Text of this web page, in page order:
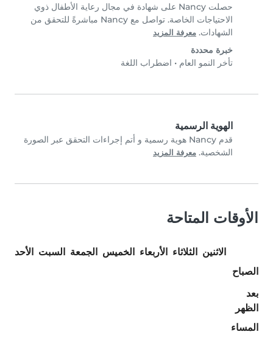
حصلت Nancy على شهادة في مجال رعاية الأطفال ذوي
الاحتياجات الخاصة. تواصل مع Nancy مباشرةً للتحقق من
الشهادات. معرفة المزيد
خبرة محددة
تأخر النمو العام • اضطراب اللغة
الهوية الرسمية
قدم Nancy هوية رسمية و أتم إجراءات التحقق عبر الصورة
الشخصية. معرفة المزيد
الأوقات المتاحة
الاثنين الثلاثاء الأربعاء الخميس الجمعة السبت
الأحد
الصباح
بعد
الظهر
المساء